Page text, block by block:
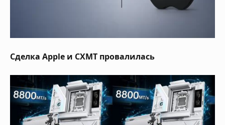
Сделка Apple и CXMT провалилась